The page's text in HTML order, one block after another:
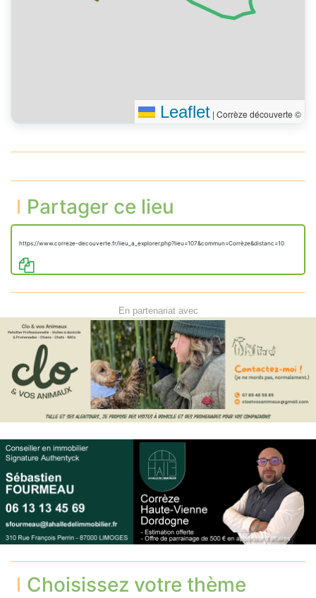
Leaflet | Corrèze découverte ©
Partager ce lieu
https://www.correze-decouverte.fr/lieu_a_explorer.php?lieu=107&commun=Corrèze&distanc=10
En partenariat avec
Choisissez votre thème